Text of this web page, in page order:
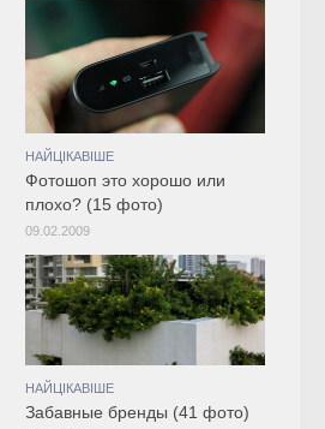
НАЙЦІКАВІШЕ
Фотошоп это хорошо или
плохо? (15 фото)
09.02.2009
НАЙЦІКАВІШЕ
Забавные бренды (41 фото)